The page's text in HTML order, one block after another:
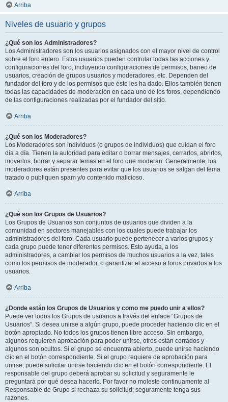
Arriba
Niveles de usuario y grupos
¿Qué son los Administradores?
Los Administradores son los usuarios asignados con el mayor nivel de control
sobre el foro entero. Estos usuarios pueden controlar todas las acciones y
configuraciones del foro, incluyendo configuraciones de permisos, baneo de
usuarios, creación de grupos usuarios y moderadores, etc. Dependen del
fundador del foro y de los permisos que éste les ha dado. Ellos también tienen
todas las capacidades de moderación en cada uno de los foros, dependiendo
de las configuraciones realizadas por el fundador del sitio.
Arriba
¿Qué son los Moderadores?
Los Moderadores son individuos (o grupos de individuos) que cuidan el foro
día a día. Tienen la autoridad para editar o borrar mensajes, cerrarlos, abrirlos,
moverlos, borrar y separar temas en el foro que moderan. Generalmente, los
moderadores están presentes para evitar que los usuarios se salgan del tema
tratado o publiquen spam y/o contenido malicioso.
Arriba
¿Qué son los Grupos de Usuarios?
Los Grupos de Usuarios son conjuntos de usuarios que dividen a la
comunidad en sectores manejables con los cuales puede trabajar los
administradores del foro. Cada usuario puede pertenecer a varios grupos y
cada grupo puede tener diferentes permisos. Esto ayuda, a los
administradores, a cambiar los permisos de muchos usuarios a la vez, tales
como los permisos de moderador, o garantizar el acceso a foros privados a los
usuarios.
Arriba
¿Donde están los Grupos de Usuarios y como me puedo unir a ellos?
Puede ver todos los Grupos de usuarios a través del enlace “Grupos de
Usuarios”. Si desea unirse a algún grupo, puede proceder haciendo clic en el
botón apropiado. No todos los grupos tienen libre acceso. Sin embargo,
algunos requieren aprobación para poder unirse, otros están cerrados y
algunos son ocultos. Si el grupo se encuentra abierto, puede unirse haciendo
clic en el botón correspondiente. Si el grupo requiere de aprobación para
unirse, puede solicitar unirse haciendo clic en el botón correspondiente. El
responsable del grupo deberá aprobar su solicitud y seguramente le
preguntará por qué desea hacerlo. Por favor no moleste continuamente al
Responsable de Grupo si rechaza su solicitud; seguramente tenga sus
razones.